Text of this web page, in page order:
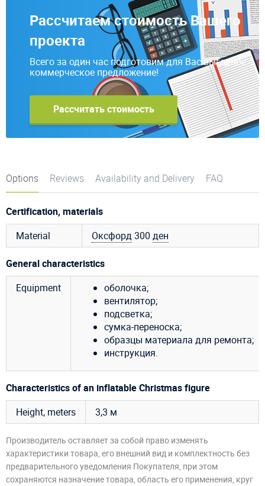
Рассчитаем стоимость Вашего
проекта
Всего за один час подготовим для Вас выгодное
коммерческое предложение!
Рассчитать стоимость
Options Reviews Availability and Delivery FAQ
Certification, materials
Material
Оксфорд300 ден
General characteristics
Equipment
оболочка;
вентилятор;
подсветка;
сумка-переноска;
образцы материала для ремонта;
инструкция.
Characteristics of an inflatable Christmas figure
Height, meters
3,3 м
Производитель оставляет за собой право изменять
характеристики товара, его внешний вид и комплектность без
предварительного уведомления Покупателя, при этом
сохраняются назначение товара, область его применения, круг